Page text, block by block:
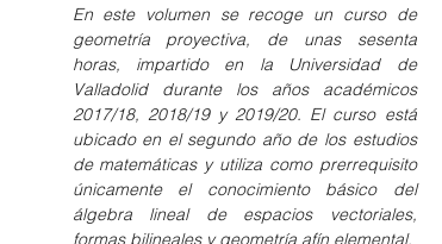
En este volumen se recoge un curso de
geometría proyectiva, de unas sesenta
horas, impartido en la Universidad de
Valladolid durante los años académicos
2017/18, 2018/19 y 2019/20. El curso está
ubicado en el segundo año de los estudios
de matemáticas y utiliza como prerrequisito
únicamente el conocimiento básico del
álgebra lineal de espacios vectoriales,
formas bilineales y geometría afín elemental.